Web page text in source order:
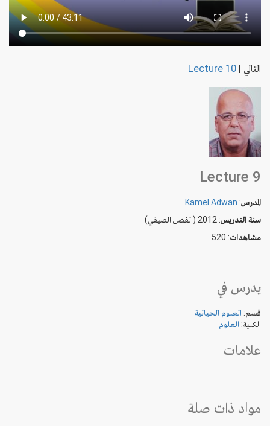
التالي |
Lecture 10
Lecture 9
المدرس:
Kamel Adwan
سنة التدريس: 2012 (الفصل الصيفي)
مشاهدات: 520
يدرس في
قسم: العلوم الحياتية
الكلية: العلوم
علامات
مواد ذات صلة